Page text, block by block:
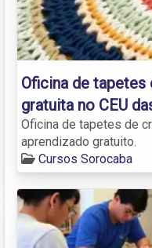
Oficina de
gratuita no CEU
Oficina de tapetes de
aprendizado gratuito.
Cursos Sorocaba